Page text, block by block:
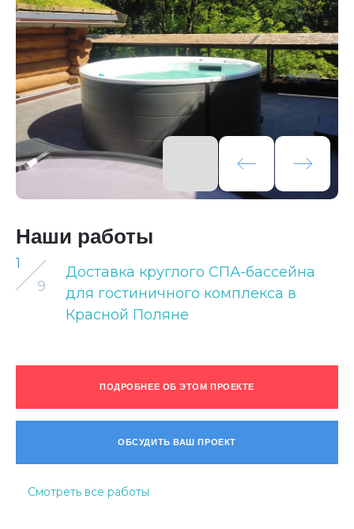
Наши работы
1
9
Доставка круглого СПА-бассейна
для гостиничного комплекса в
Красной Поляне
ПОДРОБНЕЕ ОБ ЭТОМ ПРОЕКТЕ
ОБСУДИТЬ ВАШ ПРОЕКТ
Смотреть все работы